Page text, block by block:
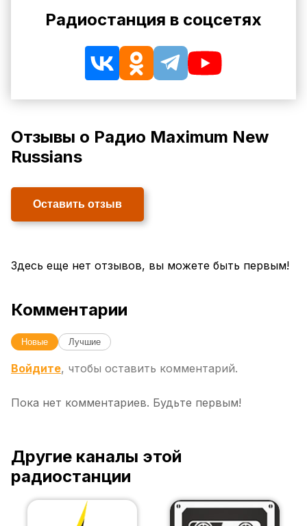
Радиостанция в соцсетях
Отзывы о Радио Maximum New
Russians
Оставить отзыв
Здесь еще нет отзывов, вы можете быть первым!
Комментарии
Новые Лучшие
Войдите, чтобы оставить комментарий.
Пока нет комментариев. Будьте первым!
Другие каналы этой
радиостанции